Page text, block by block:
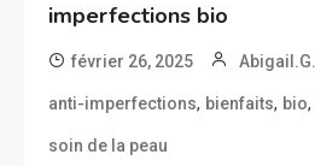
imperfections bio
février 26, 2025
anti-imperfections, bienfaits, bio,
soin de la peau